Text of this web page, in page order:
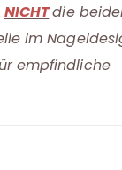
NICHTdie
im
empfindliche